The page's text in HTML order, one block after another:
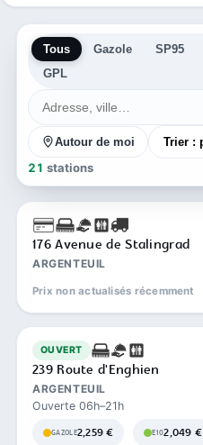
Tous Gazole SP95
GPL
Autour de moi
21 stations
176 Avenue de Stalingrad
ARGENTEUIL
Prix non actualisés récemment
OUVERT
239 Route d'Enghien
ARGENTEUIL
Ouverte 06h–21h
GAZOLE2,259 € E102,049 €